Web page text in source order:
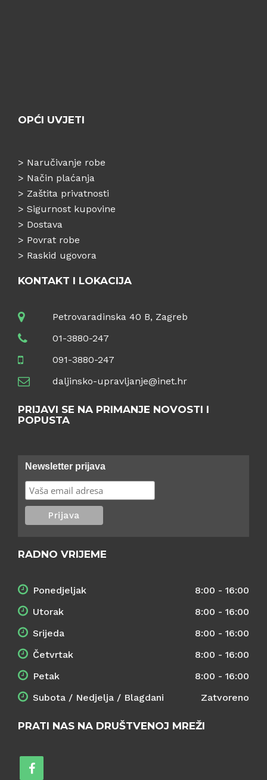
OPĆI UVJETI
> Naručivanje robe
> Način plaćanja
> Zaštita privatnosti
> Sigurnost kupovine
> Dostava
> Povrat robe
> Raskid ugovora
KONTAKT I LOKACIJA
Petrovaradinska 40 B, Zagreb
01-3880-247
091-3880-247
daljinsko-upravljanje@inet.hr
PRIJAVI SE NA PRIMANJE NOVOSTI I
POPUSTA
Newsletter prijava
RADNO VRIJEME
Ponedjeljak
8:00 - 16:00
Utorak
8:00 - 16:00
Srijeda
8:00 - 16:00
Četvrtak
8:00 - 16:00
Petak
8:00 - 16:00
Subota / Nedjelja / Blagdani
Zatvoreno
PRATI NAS NA DRUŠTVENOJ MREŽI